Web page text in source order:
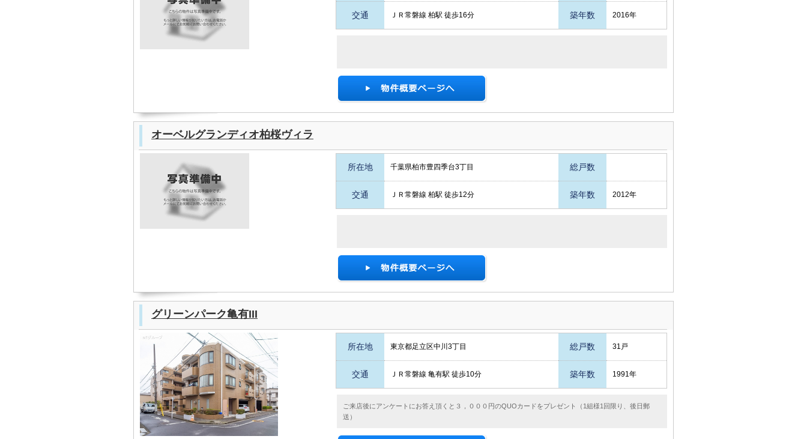
交通 ＪＲ常磐線 柏駅 徒歩16分 築年数 2016年
オーベルグランディオ柏桜ヴィラ
所在地 千葉県柏市豊四季台3丁目 総戸数
交通 ＪＲ常磐線 柏駅 徒歩12分 築年数 2012年
グリーンパーク亀有III
所在地 東京都足立区中川3丁目 総戸数 31戸
交通 ＪＲ常磐線 亀有駅 徒歩10分 築年数 1991年
ご来店後にアンケートにお答え頂くと３，０００円のQUOカードをプレゼント（1組様1回限り、後日郵
送）